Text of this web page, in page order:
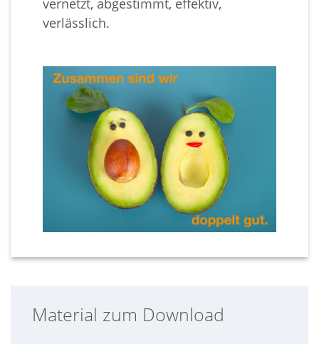
vernetzt, abgestimmt, effektiv,
verlässlich.
Material zum Download